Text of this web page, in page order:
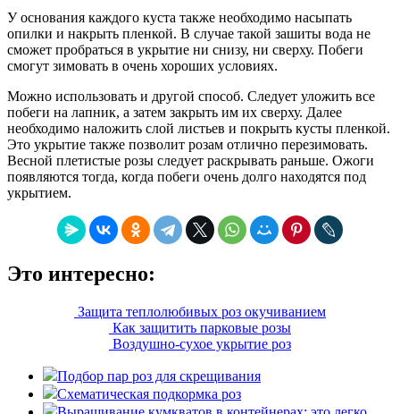
У основания каждого куста также необходимо насыпать
опилки и накрыть пленкой. В случае такой зашиты вода не
сможет пробраться в укрытие ни снизу, ни сверху. Побеги
смогут зимовать в очень хороших условиях.
Можно использовать и другой способ. Следует уложить все
побеги на лапник, а затем закрыть им их сверху. Далее
необходимо наложить слой листьев и покрыть кусты пленкой.
Это укрытие также позволит розам отлично перезимовать.
Весной плетистые розы следует раскрывать раньше. Ожоги
появляются тогда, когда побеги очень долго находятся под
укрытием.
Это интересно:
Защита теплолюбивых роз окучиванием
Как защитить парковые розы
Воздушно-сухое укрытие роз
Подбор пар роз для скрещивания
Схематическая подкормка роз